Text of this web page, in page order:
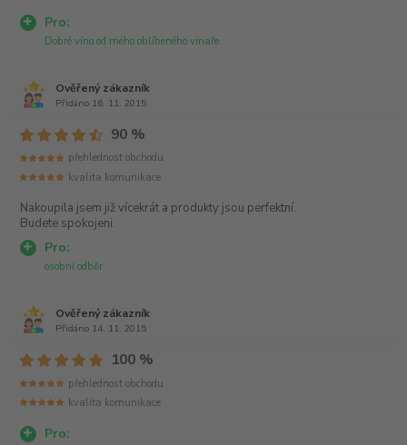
Pro:
Dobré víno od mého oblíbeného vinaře.
Ověřený zákazník
Přidáno 16. 11. 2015
Nakoupila jsem již vícekrát a produkty jsou perfektní.
Budete spokojeni.
Pro:
osobní odběr
90 %
přehlednost obchodu
kvalita komunikace
Ověřený zákazník
Přidáno 14. 11. 2015
Pro:
100 %
přehlednost obchodu
kvalita komunikace